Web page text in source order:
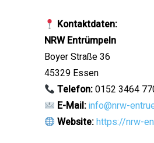
Kontaktdaten:
NRW Entrümpeln
Boyer Straße 36
45329 Essen
Telefon:0152 3464
E-Mail:info@nrw-
Website:https://nrw-